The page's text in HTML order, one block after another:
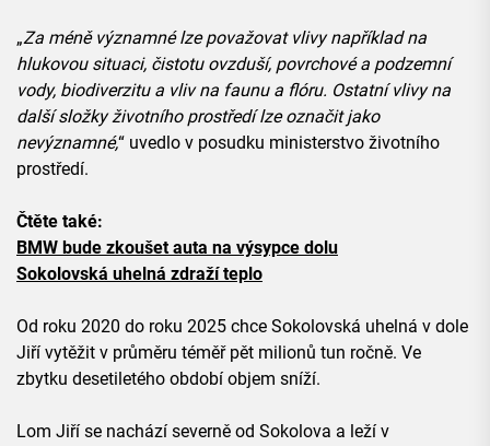
„Za méně významné lze považovat vlivy například na
hlukovou situaci, čistotu ovzduší, povrchové a podzemní
vody, biodiverzitu a vliv na faunu a flóru. Ostatní vlivy na
další složky životního prostředí lze označit jako
nevýznamné,“ uvedlo v posudku ministerstvo životního
prostředí.
Čtěte také:
BMW bude zkoušet auta na výsypce dolu
Sokolovská uhelná zdraží teplo
Od roku 2020 do roku 2025 chce Sokolovská uhelná v dole
Jiří vytěžit v průměru téměř pět milionů tun ročně. Ve
zbytku desetiletého období objem sníží.
Lom Jiří se nachází severně od Sokolova a leží v